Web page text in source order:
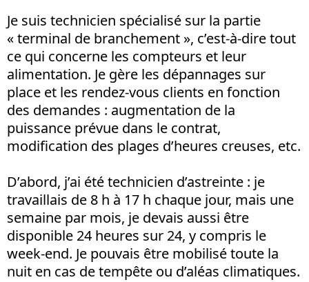
Je suis technicien spécialisé sur la partie
«terminal de branchement », c’est-à-dire tout
ce qui concerne les compteurs et leur
alimentation. Je gère les dépannages sur
place et les rendez-vous clients en fonction
des demandes : augmentation de la
puissance prévue dans le contrat,
modification des plages d’heures creuses, etc.
D’abord, j’ai été technicien d’astreinte : je
travaillais de 8 h à 17 h chaque jour, mais une
semaine par mois, je devais aussi être
disponible 24 heures sur 24, y compris le
week-end. Je pouvais être mobilisé toute la
nuit en cas de tempête ou d’aléas climatiques.